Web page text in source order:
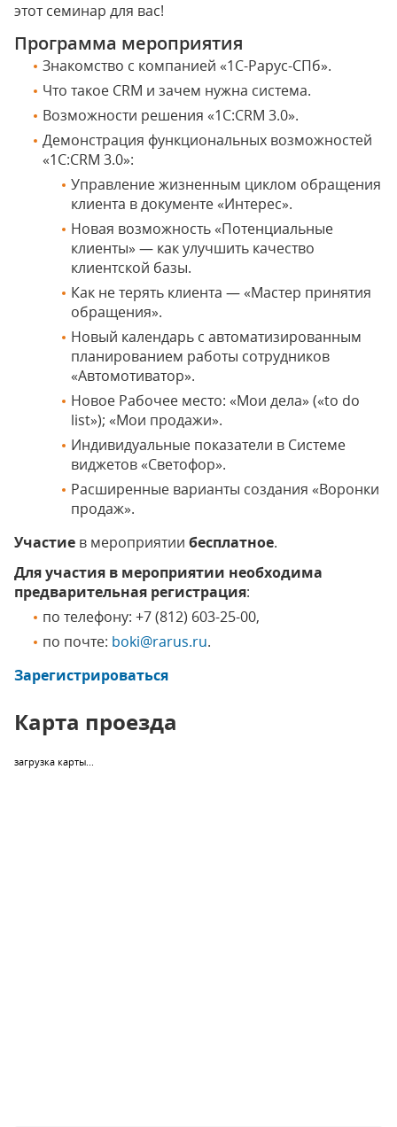
этот семинар для вас!
Программа мероприятия
Знакомство с компанией «1С-Рарус-СПб».
Что такое CRM и зачем нужна система.
Возможности решения «1С:CRM 3.0».
Демонстрация функциональных возможностей
«1С:СRM 3.0»:
Управление жизненным циклом обращения
клиента в документе «Интерес».
Новая возможность «Потенциальные
клиенты» — как улучшить качество
клиентской базы.
Как не терять клиента — «Мастер принятия
обращения».
Новый календарь с автоматизированным
планированием работы сотрудников
«Автомотиватор».
Новое Рабочее место: «Мои дела» («to do
list»); «Мои продажи».
Индивидуальные показатели в Системе
виджетов «Светофор».
Расширенные варианты создания «Воронки
продаж».
Участие в мероприятии бесплатное.
Для участия в мероприятии необходима
предварительная регистрация:
по телефону: +7 (812) 603-25-00,
по почте: boki@rarus.ru.
Зарегистрироваться
Карта проезда
загрузка карты...